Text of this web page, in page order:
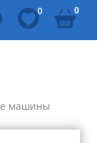
0 0
машины